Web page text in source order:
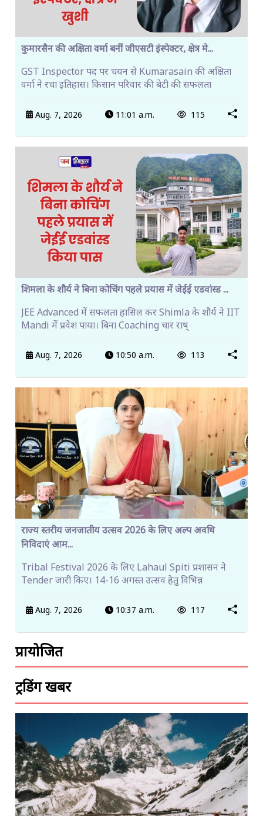
कुमारसैन की अक्षिता वर्मा बनीं जीएसटी इंस्पेक्टर, क्षेत्र मे...
GST Inspector पद पर चयन से Kumarasain की अक्षिता
वर्मा ने रचा इतिहास। किसान परिवार की बेटी की सफलता
Aug. 7, 2026 11:01 a.m. 115
शिमला के शौर्य ने बिना कोचिंग पहले प्रयास में जेईई एडवांस्ड ...
JEE Advanced में सफलता हासिल कर Shimla के शौर्य ने IIT
Mandi में प्रवेश पाया। बिना Coaching चार राष्
Aug. 7, 2026 10:50 a.m. 113
राज्य स्तरीय जनजातीय उत्सव 2026 के लिए अल्प अवधि
निविदाएं आम...
Tribal Festival 2026 के लिए Lahaul Spiti प्रशासन ने
Tender जारी किए। 14-16 अगस्त उत्सव हेतु विभिन्न
Aug. 7, 2026 10:37 a.m. 117
प्रायोजित
ट्रेंडिंग खबरें